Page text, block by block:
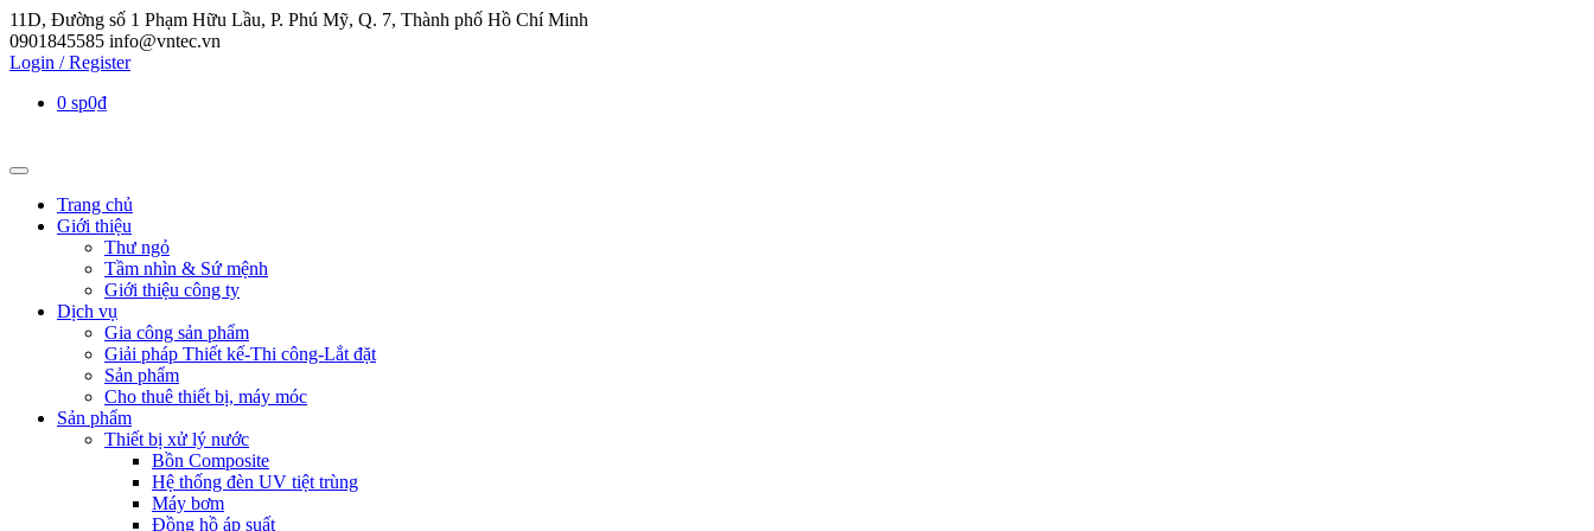
11D, Đường số 1 Phạm Hữu Lầu, P. Phú Mỹ, Q. 7, Thành phố Hồ Chí Minh
0901845585 info@vntec.vn
Login / Register
0 sp0₫
Trang chủ
Giới thiệu
Thư ngỏ
Tầm nhìn & Sứ mệnh
Giới thiệu công ty
Dịch vụ
Gia công sản phẩm
Giải pháp Thiết kế-Thi công-Lắt đặt
Sản phẩm
Cho thuê thiết bị, máy móc
Sản phẩm
Thiết bị xử lý nước
Bồn Composite
Hệ thống đèn UV tiệt trùng
Máy bơm
Đồng hồ áp suất